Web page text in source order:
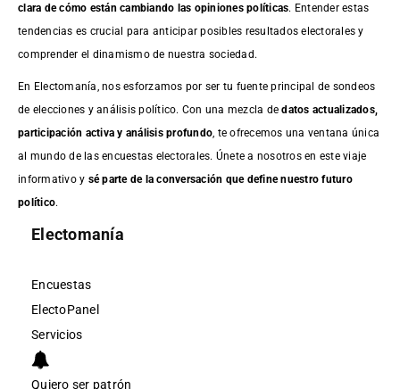
clara de cómo están cambiando las opiniones políticas. Entender estas
tendencias es crucial para anticipar posibles resultados electorales y
comprender el dinamismo de nuestra sociedad.
En Electomanía, nos esforzamos por ser tu fuente principal de sondeos
de elecciones y análisis político. Con una mezcla dedatos actualizados,
participación activa y análisis profundo , te ofrecemos una ventana única
al mundo de las encuestas electorales. Únete a nosotros en este viaje
informativo y sé parte de la conversación que define nuestro futuro
político.
Electomanía
Encuestas
ElectoPanel
Servicios
Quiero ser patrón